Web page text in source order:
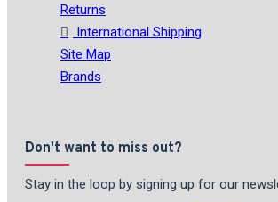
Returns
International Shipping
Site Map
Brands
Don't want to miss out?
Stay in the loop by signing up for our